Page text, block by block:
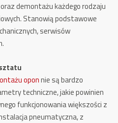
demontażu każdego rodzaju
Stanowią podstawowe
serwisów
oponnie są bardzo
techniczne, jakie powinien
funkcjonowania większości z
pneumatyczna, z